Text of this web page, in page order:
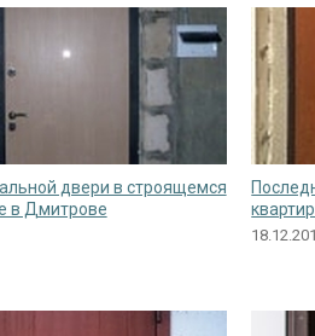
двери в строящемся
в Дмитрове